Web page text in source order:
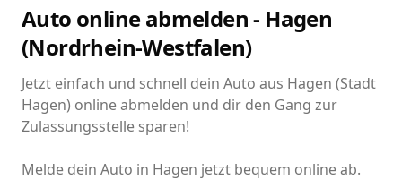
Auto online abmelden - Hagen
(Nordrhein-Westfalen)
Jetzt einfach und schnell dein Auto aus Hagen (Stadt
Hagen) online abmelden und dir den Gang zur
Zulassungsstelle sparen!
Melde dein Auto in Hagen jetzt bequem online ab.